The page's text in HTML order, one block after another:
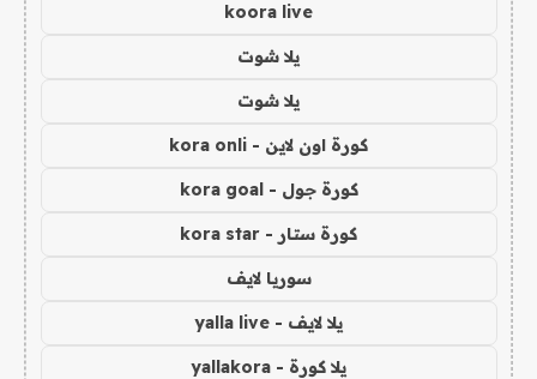
koora live
يلا شوت
يلا شوت
كورة اون لاين - kora onli
كورة جول - kora goal
كورة ستار - kora star
سوريا لايف
يلا لايف - yalla live
يلا كورة - yallakora